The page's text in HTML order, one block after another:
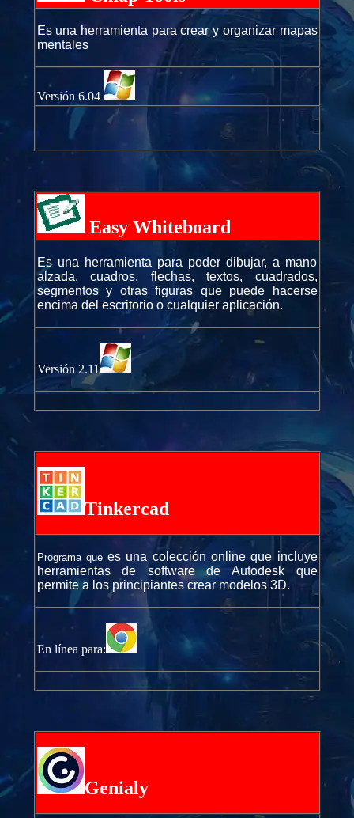
Es una herramienta para crear y organizar mapas
mentales
Versión 6.04
Easy Whiteboard
Es una herramienta para poder dibujar, a mano
alzada, cuadros, flechas, textos, cuadrados,
segmentos y otras figuras que puede hacerse
encima del escritorio o cualquier aplicación.
Versión 2.11
Tinkercad
Programa quees una colección online que incluye
herramientas de software de Autodesk que
permite a los principiantes crear modelos 3D.
En línea para:
Genialy